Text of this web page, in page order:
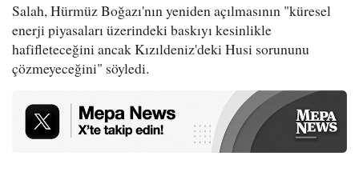
Salah, Hürmüz Boğazı'nın yeniden açılmasının "küresel
enerji piyasaları üzerindeki baskıyı kesinlikle
hafifleteceğini ancak Kızıldeniz'deki Husi sorununu
çözmeyeceğini" söyledi.